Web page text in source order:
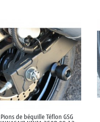
Pions de béquille Téflon GSG